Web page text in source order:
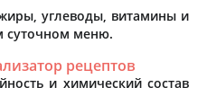
углеводы, витамины и
суточном меню.
рецептов
и химический состав